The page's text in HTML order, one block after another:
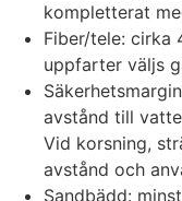
kompletterat
Fiber/tele: cirka
uppfarter väljs
avstånd till
Vid korsning,
avstånd och
Sandbädd: